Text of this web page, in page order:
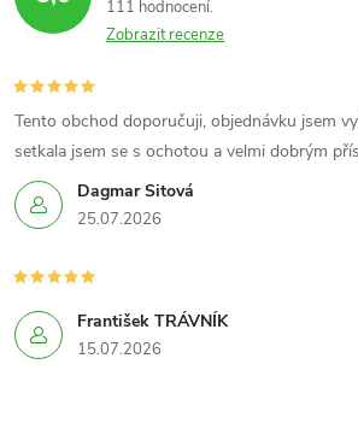
p
v
k
y
v
ý
p
n
111 hodnocení
Zobrazit recenze
Dagmar Sitová
25.07.2026
Tento obchod doporučuji, objednávku jsem
setkala jsem se s ochotou a velmi dobrým
František TRÁVNÍK
15.07.2026